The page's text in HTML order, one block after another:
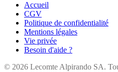
Accueil
CGV
Politique de confidentialité
Mentions légales
Vie privée
Besoin d'aide ?
© 2026 Lecomte Alpirando SA.